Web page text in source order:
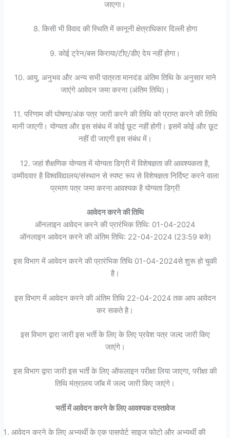
जाएगा।
8. किसी भी विवाद की स्थिति में कानूनी क्षेत्राधिकार दिल्ली होगा
9. कोई ट्रेन/बस किराया/टीए/डीए देय नहीं होगा।
10. आयु, अनुभव और अन्य सभी पात्रता मानदंड अंतिम तिथि के अनुसार माने
जाएंगे आवेदन जमा करना (अंतिम तिथि)।
11. परिणाम की घोषणा/अंक पत्र जारी करने की तिथि को प्राप्त करने की तिथि
मानी जाएगी। योग्यता और इस संबंध में कोई छूट नहीं होगी। इसमें कोई और छूट
नहीं दी जाएगी इस संबंध में।
12. जहां शैक्षणिक योग्यता में योग्यता डिग्री में विशेषज्ञता की आवश्यकता है,
उम्मीदवार है विश्वविद्यालय/संस्थान से स्पष्ट रूप से विशेषज्ञता निर्दिष्ट करने वाला
प्रमाण पत्र जमा करना आवश्यक है योग्यता डिग्री
आवेदन करने की तिथि
ऑनलाइन आवेदन करने की प्रारंभिक तिथि: 01-04-2024
ऑनलाइन आवेदन करने की अंतिम तिथि: 22-04-2024 (23:59 बजे)
इस विभाग में आवेदन करने की प्रारंभिक तिथि 01-04-2024से शुरू हो चुकी
है।
इस विभाग में आवेदन करने की अंतिम तिथि 22-04-2024 तक आप आवेदन
कर सकते है।
इस विभाग द्वारा जारी इस भर्ती के लिए के लिए प्रवेश पत्र जल्द जारी किए
जाएंगे।
इस विभाग द्वारा जारी इस भर्ती के लिए ऑफलाइन परीक्षा लिया जाएगा, परीक्षा की
तिथि मंत्रालय जॉब में जल्द जारी किए जाएंगे।
भर्ती में आवेदन करने के लिए आवश्यक दस्तावेज
आवेदन करने के लिए अभ्यर्थी के एक पासपोर्ट साइज फोटो और अभ्यर्थी की